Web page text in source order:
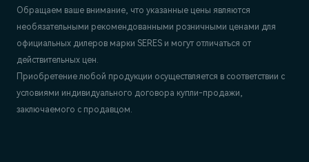
Обращаем ваше внимание, что указанные цены являются
необязательными рекомендованными розничными ценами для
официальных дилеров марки SERES и могут отличаться от
действительных цен.
Приобретение любой продукции осуществляется в соответствии с
условиями индивидуального договора купли-продажи,
заключаемого с продавцом.